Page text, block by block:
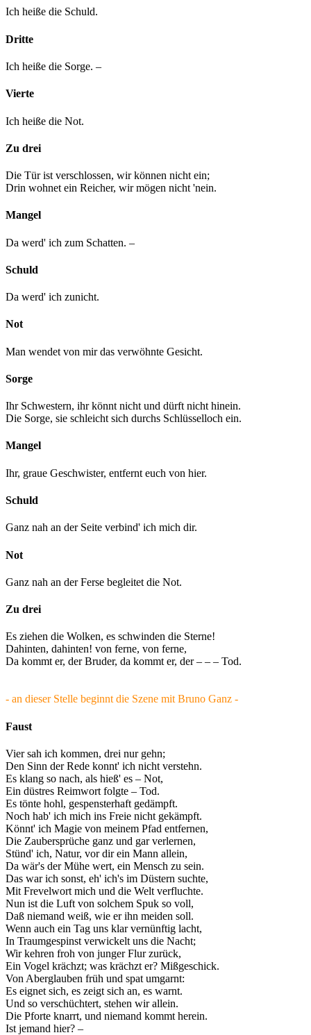
Ich heiße die Schuld.
Dritte
Ich heiße die Sorge. –
Vierte
Ich heiße die Not.
Zu drei
Die Tür ist verschlossen, wir können nicht ein;
Drin wohnet ein Reicher, wir mögen nicht 'nein.
Mangel
Da werd' ich zum Schatten. –
Schuld
Da werd' ich zunicht.
Not
Man wendet von mir das verwöhnte Gesicht.
Sorge
Ihr Schwestern, ihr könnt nicht und dürft nicht hinein.
Die Sorge, sie schleicht sich durchs Schlüsselloch ein.
Mangel
Ihr, graue Geschwister, entfernt euch von hier.
Schuld
Ganz nah an der Seite verbind' ich mich dir.
Not
Ganz nah an der Ferse begleitet die Not.
Zu drei
Es ziehen die Wolken, es schwinden die Sterne!
Dahinten, dahinten! von ferne, von ferne,
Da kommt er, der Bruder, da kommt er, der – – – Tod.
- an dieser Stelle beginnt die Szene mit Bruno Ganz -
Faust
Vier sah ich kommen, drei nur gehn;
Den Sinn der Rede konnt' ich nicht verstehn.
Es klang so nach, als hieß' es – Not,
Ein düstres Reimwort folgte – Tod.
Es tönte hohl, gespensterhaft gedämpft.
Noch hab' ich mich ins Freie nicht gekämpft.
Könnt' ich Magie von meinem Pfad entfernen,
Die Zaubersprüche ganz und gar verlernen,
Stünd' ich, Natur, vor dir ein Mann allein,
Da wär's der Mühe wert, ein Mensch zu sein.
Das war ich sonst, eh' ich's im Düstern suchte,
Mit Frevelwort mich und die Welt verfluchte.
Nun ist die Luft von solchem Spuk so voll,
Daß niemand weiß, wie er ihn meiden soll.
Wenn auch ein Tag uns klar vernünftig lacht,
In Traumgespinst verwickelt uns die Nacht;
Wir kehren froh von junger Flur zurück,
Ein Vogel krächzt; was krächzt er? Mißgeschick.
Von Aberglauben früh und spat umgarnt:
Es eignet sich, es zeigt sich an, es warnt.
Und so verschüchtert, stehen wir allein.
Die Pforte knarrt, und niemand kommt herein.
Ist jemand hier? –